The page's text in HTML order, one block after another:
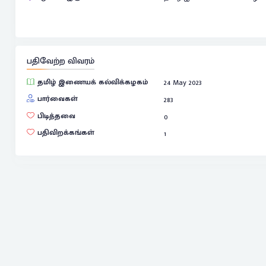
பதிவேற்ற விவரம்
தமிழ் இணையக் கல்விக்கழகம்
24 May 2023
பார்வைகள்
283
பிடித்தவை
0
பதிவிறக்கங்கள்
1